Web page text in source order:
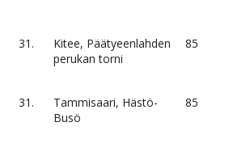
31.
Kitee, Päätyeenlahden
perukan torni
85
31.
Tammisaari, Hästö-
Busö
85